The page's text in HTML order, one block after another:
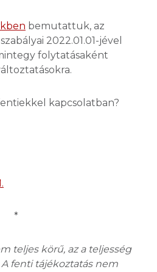
bemutattuk, az
2022.01.01-jével
folytatásaként
kapcsolatban?
*
teljes körű, az a teljesség
fenti tájékoztatás nem